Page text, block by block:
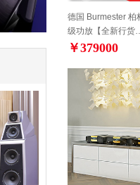
德国 Burmester 柏
级功放【全新行货
￥379000